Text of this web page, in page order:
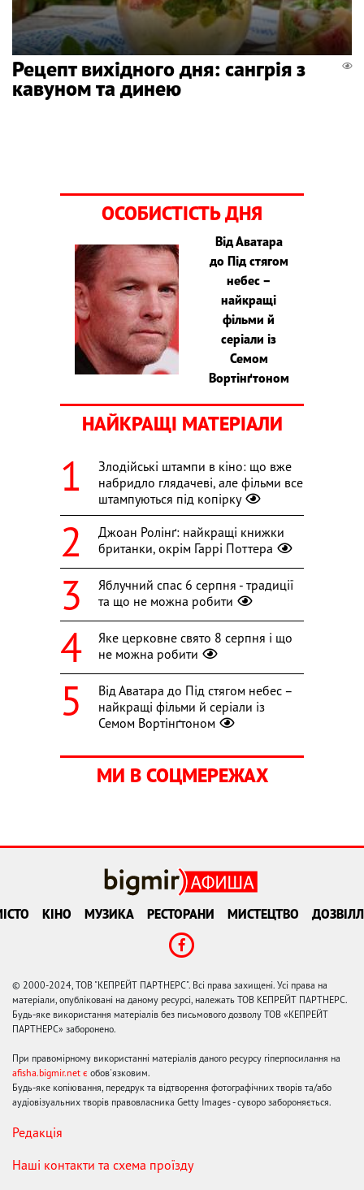
Рецепт вихідного дня: сангрія з
кавуном та динею
ОСОБИСТІСТЬ ДНЯ
Від Аватара
до Під стягом
небес –
найкращі
фільми й
серіали із
Семом
Вортінґтоном
НАЙКРАЩІ МАТЕРІАЛИ
Злодійські штампи в кіно: що вже
набридло глядачеві, але фільми все
штампуються під копірку
Джоан Ролінґ: найкращі книжки
британки, окрім Гаррі Поттера
Яблучний спас 6 серпня - традиції
та що не можна робити
Яке церковне свято 8 серпня і що
не можна робити
Від Аватара до Під стягом небес –
найкращі фільми й серіали із
Семом Вортінґтоном
МИ В СОЦМЕРЕЖАХ
КІНО МУЗИКА РЕСТОРАНИ МИСТЕЦТВО
© 2000-2024, ТОВ "КЕПРЕЙТ ПАРТНЕРС". Всі права захищені. Усі права на
матеріали, опубліковані на даному ресурсі, належать ТОВ КЕПРЕЙТ ПАРТНЕРС.
Будь-яке використання матеріалів без письмового дозволу ТОВ «КЕПРЕЙТ
ПАРТНЕРС» заборонено.
При правомірному використанні матеріалів даного ресурсу гіперпосилання на
afisha.bigmir.net є обов'язковим.
Будь-яке копіювання, передрук та відтворення фотографічних творів та/або
аудіовізуальних творів правовласника Getty Images - суворо забороняється.
Редакція
Наші контакти та схема проїзду